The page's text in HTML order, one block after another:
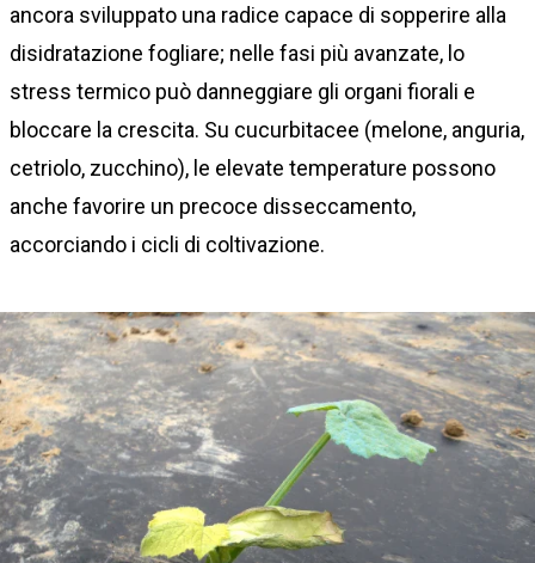
ancora sviluppato una radice capace di sopperire alla
disidratazione fogliare; nelle fasi più avanzate, lo
stress termico può danneggiare gli organi fiorali e
bloccare la crescita. Su cucurbitacee (melone, anguria,
cetriolo, zucchino), le elevate temperature possono
anche favorire un precoce disseccamento,
accorciando i cicli di coltivazione.